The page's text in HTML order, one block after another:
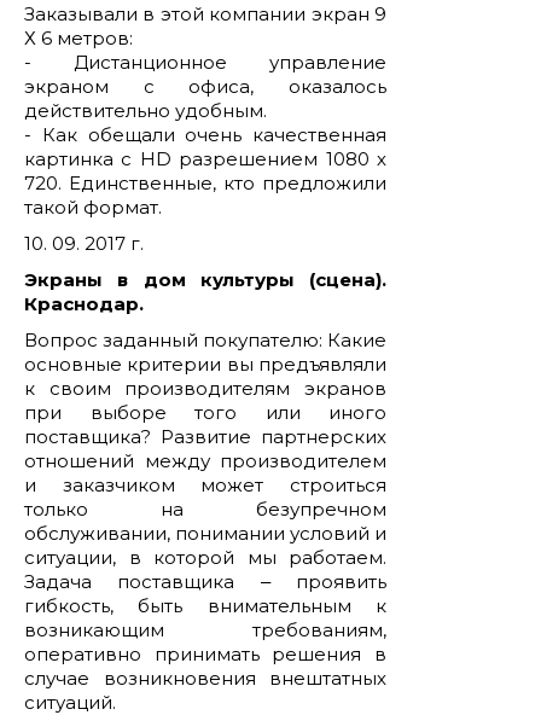
Заказывали в этой компании экран 9
Х 6 метров:
- Дистанционное управление
экраном с офиса, оказалось
действительно удобным.
- Как обещали очень качественная
картинка с HD разрешением 1080 х
720. Единственные, кто предложили
такой формат.
10. 09. 2017 г.
Экраны в дом культуры (сцена).
Краснодар.
Вопрос заданный покупателю: Какие
основные критерии вы предъявляли
к своим производителям экранов
при выборе того или иного
поставщика? Развитие партнерских
отношений между производителем
и заказчиком может строиться
только на безупречном
обслуживании, понимании условий и
ситуации, в которой мы работаем.
Задача поставщика ‒ проявить
гибкость, быть внимательным к
возникающим требованиям,
оперативно принимать решения в
случае возникновения внештатных
ситуаций.